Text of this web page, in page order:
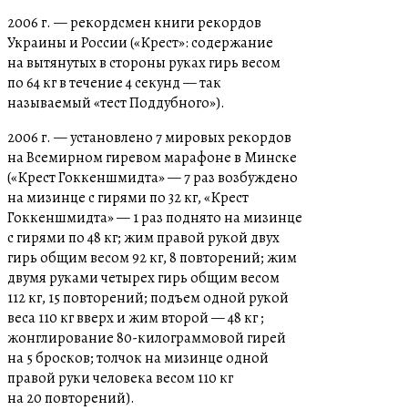
2006 г. — рекордсмен книги рекордов
Украины и России («Крест»: содержание
на вытянутых в стороны руках гирь весом
по 64 кг в течение 4 секунд — так
называемый «тест Поддубного»).
2006 г. — установлено 7 мировых рекордов
на Всемирном гиревом марафоне в Минске
(«Крест Гоккеншмидта» — 7 раз возбуждено
на мизинце с гирями по 32 кг, «Крест
Гоккеншмидта» — 1 раз поднято на мизинце
с гирями по 48 кг; жим правой рукой двух
гирь общим весом 92 кг, 8 повторений; жим
двумя руками четырех гирь общим весом
112 кг, 15 повторений; подъем одной рукой
веса 110 кг вверх и жим второй — 48 кг ;
жонглирование 80-килограммовой гирей
на 5 бросков; толчок на мизинце одной
правой руки человека весом 110 кг
на 20 повторений).